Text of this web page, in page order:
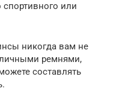
или
никогда вам не
ремнями,
составлять